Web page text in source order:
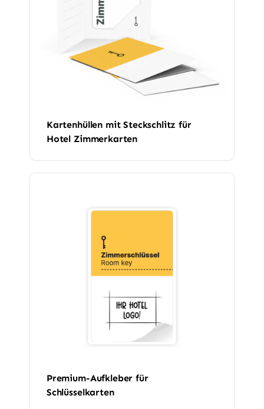
Kartenhüllen mit Steckschlitz für
Hotel Zimmerkarten
Premium-Aufkleber für
Schlüsselkarten